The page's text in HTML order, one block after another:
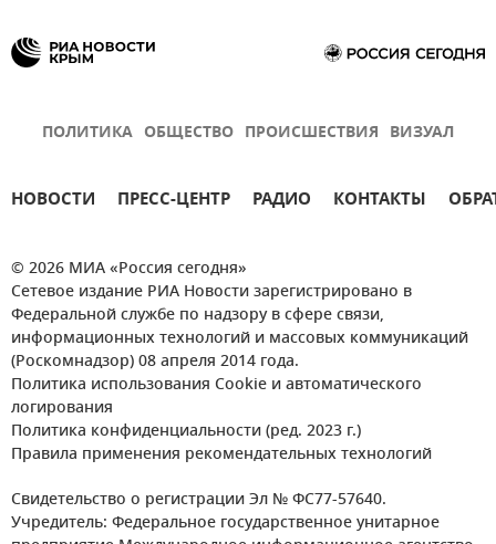
ПОЛИТИКА ОБЩЕСТВО ПРОИСШЕСТВИЯ ВИЗУАЛ
НОВОСТИ ПРЕСС-ЦЕНТР РАДИО КОНТАКТЫ
© 2026 МИА «Россия сегодня»
Сетевое издание РИА Новости зарегистрировано в
Федеральной службе по надзору в сфере связи,
информационных технологий и массовых коммуникаций
(Роскомнадзор) 08 апреля 2014 года.
Политика использования Cookie и автоматического
логирования
Политика конфиденциальности (ред. 2023 г.)
Правила применения рекомендательных технологий
Свидетельство о регистрации Эл № ФС77-57640.
Учредитель: Федеральное государственное унитарное